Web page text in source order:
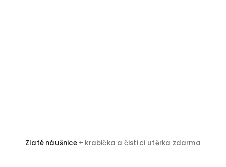
Zlaté náušnice + krabička a čistící utěrka zdarma